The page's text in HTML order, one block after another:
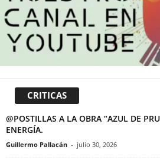
CRITICAS
@POSTILLAS A LA OBRA “AZUL DE
ENERGÍA.
Guillermo Pallacán - julio 30, 2026